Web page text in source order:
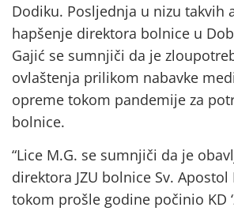
Dodiku. Posljednja u nizu takvih
hapšenje direktora bolnice u
Gajić se sumnjiči da je
ovlaštenja prilikom nabavke
opreme tokom pandemije za
bolnice.
“Lice M.G. se sumnjiči da je
direktora JZU bolnice Sv.
tokom prošle godine počinio KD